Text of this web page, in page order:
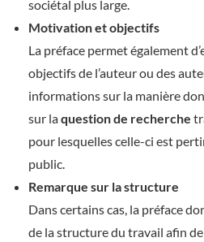
sociétal plus large.
Motivation et objectifs
La préface permet également
objectifs de l’auteur ou des
informations sur la manière
sur laquestion de recherche
pour lesquelles celle-ci est
public.
Remarque sur la structure
Dans certains cas, la préface
de la structure du travail afin